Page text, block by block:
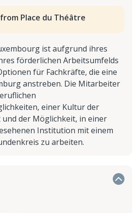
Place du Théâtre
ist aufgrund ihres
förderlichen Arbeitsumfelds
für Fachkräfte, die eine
anstreben. Die Mitarbeiter
einer Kultur der
der Möglichkeit, in einer
Institution mit einem
zu arbeiten.